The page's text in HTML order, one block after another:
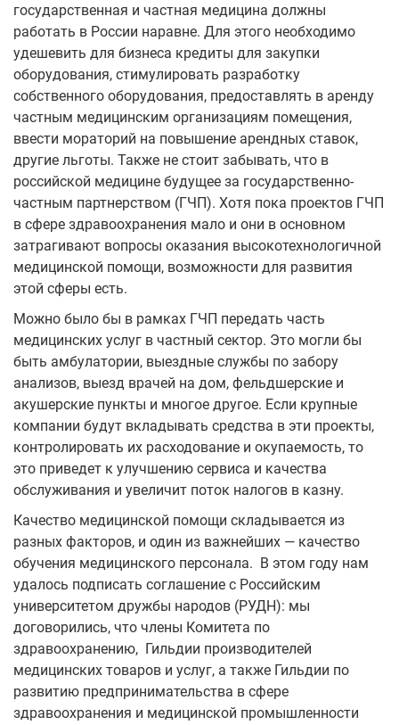
государственная и частная медицина должны
работать в России наравне. Для этого необходимо
удешевить для бизнеса кредиты для закупки
оборудования, стимулировать разработку
собственного оборудования, предоставлять в аренду
частным медицинским организациям помещения,
ввести мораторий на повышение арендных ставок,
другие льготы. Также не стоит забывать, что в
российской медицине будущее за государственно-
частным партнерством (ГЧП). Хотя пока проектов ГЧП
в сфере здравоохранения мало и они в основном
затрагивают вопросы оказания высокотехнологичной
медицинской помощи, возможности для развития
этой сферы есть.
Можно было бы в рамках ГЧП передать часть
медицинских услуг в частный сектор. Это могли бы
быть амбулатории, выездные службы по забору
анализов, выезд врачей на дом, фельдшерские и
акушерские пункты и многое другое. Если крупные
компании будут вкладывать средства в эти проекты,
контролировать их расходование и окупаемость, то
это приведет к улучшению сервиса и качества
обслуживания и увеличит поток налогов в казну.
Качество медицинской помощи складывается из
разных факторов, и один из важнейших — качество
обучения медицинского персонала. В этом году нам
удалось подписать соглашение с Российским
университетом дружбы народов (РУДН): мы
договорились, что члены Комитета по
здравоохранению, Гильдии производителей
медицинских товаров и услуг, а также Гильдии по
развитию предпринимательства в сфере
здравоохранения и медицинской промышленности